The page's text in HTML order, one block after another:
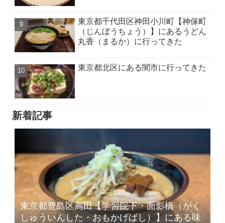
東京都千代田区神田小川町【神保町
（じんぼうちょう）】にあるうどん
丸香（まるか）に行ってきた
東京都北区にある闇市に行ってきた
新着記事
東京都豊島区高田【学習院下・面影橋（がく
しゅういんした・おもかげばし）】にある味